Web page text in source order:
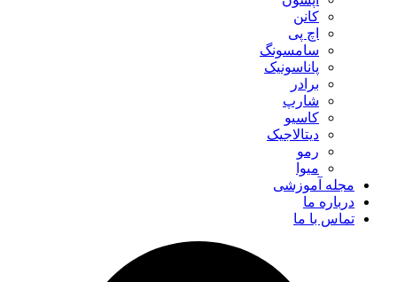
کانن
اچ پی
سامسونگ
پاناسونیک
برادر
شارپ
کاسیو
دیتالاجیک
رمو
میوا
مجله آموزشی
درباره ما
تماس با ما